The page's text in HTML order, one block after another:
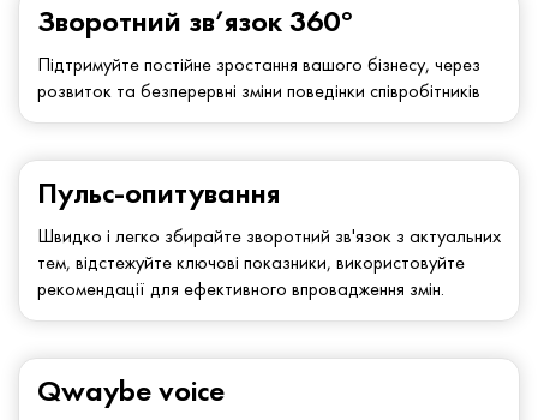
Зворотний зв’язок 360°
Підтримуйте постійне зростання вашого бізнесу, через
розвиток та безперервні зміни поведінки співробітників
Qwaybe voice
Пульс-опитування
Швидко і легко збирайте зворотний зв'язок з актуальних
тем, відстежуйте ключові показники, використовуйте
рекомендації для ефективного впровадження змін.